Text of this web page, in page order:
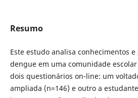
Resumo
Este estudo analisa conhecimentos
dengue em uma comunidade
dois questionários on-line: um
ampliada (n=146) e outro a